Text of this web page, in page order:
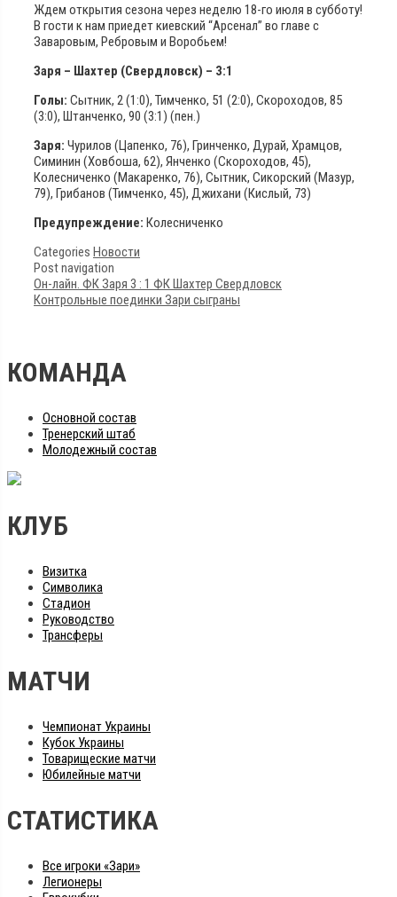
Ждем открытия сезона через неделю 18-го июля в субботу!
В гости к нам приедет киевский “Арсенал” во главе с
Заваровым, Ребровым и Воробьем!
Заря – Шахтер (Свердловск) – 3:1
Голы: Сытник, 2 (1:0), Тимченко, 51 (2:0), Скороходов, 85
(3:0), Штанченко, 90 (3:1) (пен.)
Заря: Чурилов (Цапенко, 76), Гринченко, Дурай, Храмцов,
Симинин (Ховбоша, 62), Янченко (Скороходов, 45),
Колесниченко (Макаренко, 76), Сытник, Сикорский (Мазур,
79), Грибанов (Тимченко, 45), Джихани (Кислый, 73)
Предупреждение: Колесниченко
Categories Новости
Post navigation
Он-лайн. ФК Заря 3 : 1 ФК Шахтер Свердловск
Контрольные поединки Зари сыграны
КОМАНДА
Основной состав
Тренерский штаб
Молодежный состав
КЛУБ
Визитка
Символика
Стадион
Руководство
Трансферы
МАТЧИ
Чемпионат Украины
Кубок Украины
Товарищеские матчи
Юбилейные матчи
СТАТИСТИКА
Все игроки «Зари»
Легионеры